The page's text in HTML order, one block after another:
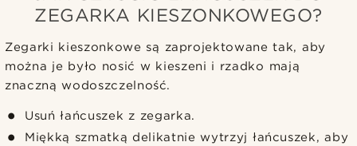
ZEGARKA KIESZONKOWEGO?
Zegarki kieszonkowe są zaprojektowane tak, aby
można je było nosić w kieszeni i rzadko mają
znaczną wodoszczelność.
Usuń łańcuszek z zegarka.
Miękką szmatką delikatnie wytrzyj łańcuszek, aby